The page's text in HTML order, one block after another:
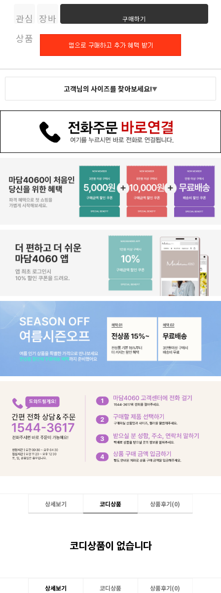
관심
상품
장바
구니
구매하기
고객님의 사이즈를 찾아보세요!▼
상세보기 코디상품 상품후기(0)
코디상품이 없습니다
상세보기 코디상품 상품후기(0)